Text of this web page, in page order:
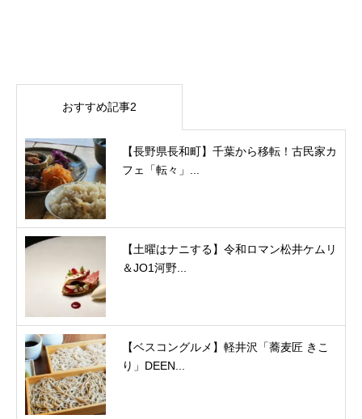
おすすめ記事2
【長野県長和町】千葉から移転！古民家カ
フェ「転々」...
【土曜はナニする】令和ロマン松井ケムリ
＆JO1河野...
【ベスコングルメ】軽井沢「蕎麦匠 きこ
り」DEEN...